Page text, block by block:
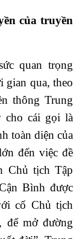
của truyền
quan trọng
qua, theo
thông Trung
cho cái gọi là
toàn diện của
đến việc đề
Chủ tịch Tập
Bình được
cố Chủ tịch
để mở đường